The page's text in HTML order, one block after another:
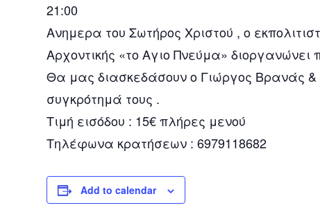
21:00
Ανημερα του Σωτήρος Χριστού , ο
Αρχοντικής «το Αγιο Πνεύμα»
Θα μας διασκεδάσουν ο Γιώργος Βρανάς &
συγκρότημά τους .
Τιμή εισόδου : 15€ πλήρες μενού
Τηλέφωνα κρατήσεων : 6979118682
Add to calendar